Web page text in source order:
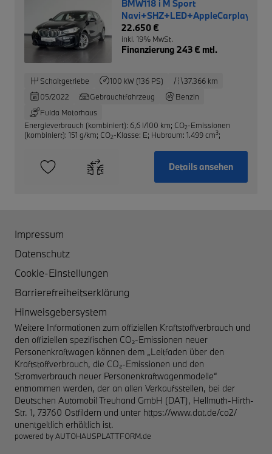
BMW118 i M Sport
22.650 €
inkl. 19% MwSt.
Finanzierung 243 € mtl.
Schaltgetriebe 100 kW (136 PS)
37.366 km
05/2022
Gebrauchtfahrzeug
Benzin
Fulda Motorhaus
Energieverbrauch (kombiniert): 6,6 l/100 km; CO2-Emissionen
(kombiniert): 151 g/km; CO2-Klasse: E; Hubraum: 1.499 cm3;
Details ansehen
Impressum
Datenschutz
Cookie-Einstellungen
Barrierefreiheitserklärung
Hinweisgebersystem
Weitere Informationen zum offiziellen Kraftstoffverbrauch und
den offiziellen spezifischen CO₂-Emissionen neuer
Personenkraftwagen können dem „Leitfaden über den
Kraftstoffverbrauch, die CO₂-Emissionen und den
Stromverbrauch neuer Personenkraftwagenmodelle“
entnommen werden, der an allen Verkaufsstellen, bei der
Deutschen Automobil Treuhand GmbH (DAT), Hellmuth-Hirth-
Str. 1, 73760 Ostfildern und unter https://www.dat.de/co2/
unentgeltlich erhältlich ist.
powered byAUTOHAUSPLATTFORM.de